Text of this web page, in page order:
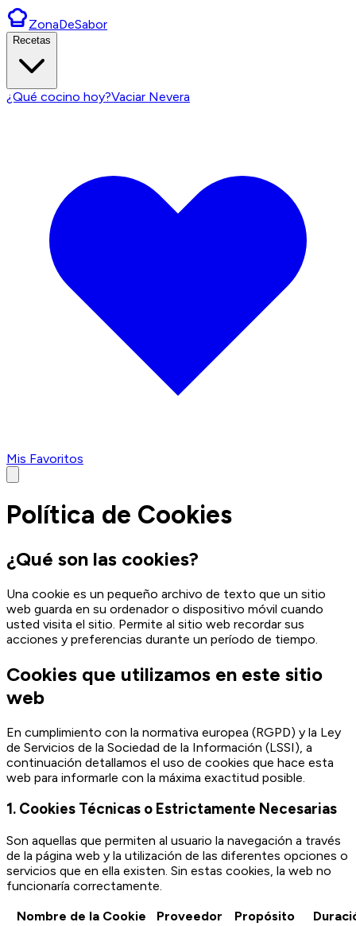
ZonaDeSabor
Recetas
¿Qué cocino hoy?Vaciar Nevera
Mis Favoritos
Política de Cookies
¿Qué son las cookies?
Una cookie es un pequeño archivo de texto que un sitio
web guarda en su ordenador o dispositivo móvil cuando
usted visita el sitio. Permite al sitio web recordar sus
acciones y preferencias durante un período de tiempo.
Cookies que utilizamos en este sitio
web
En cumplimiento con la normativa europea (RGPD) y la Ley
de Servicios de la Sociedad de la Información (LSSI), a
continuación detallamos el uso de cookies que hace esta
web para informarle con la máxima exactitud posible.
1. Cookies Técnicas o Estrictamente Necesarias
Son aquellas que permiten al usuario la navegación a través
de la página web y la utilización de las diferentes opciones o
servicios que en ella existen. Sin estas cookies, la web no
funcionaría correctamente.
Nombre de la Cookie
Proveedor Propósito